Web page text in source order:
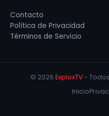
Contacto
Política de Privacidad
Términos de Servicio
© 2026 ExploxTV-
Inicio